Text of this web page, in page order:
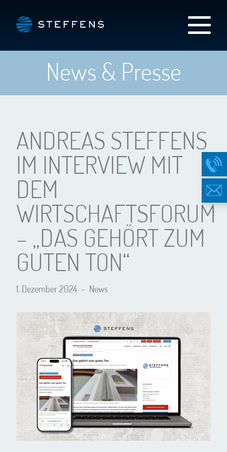
News & Presse
ANDREAS STEFFENS
IM INTERVIEW MIT
DEM
WIRTSCHAFTSFORUM
– „DAS GEHÖRT ZUM
GUTEN TON“
1. Dezember 2024 – News